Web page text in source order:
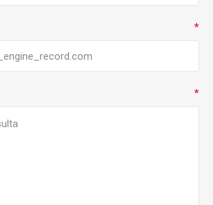
*
*